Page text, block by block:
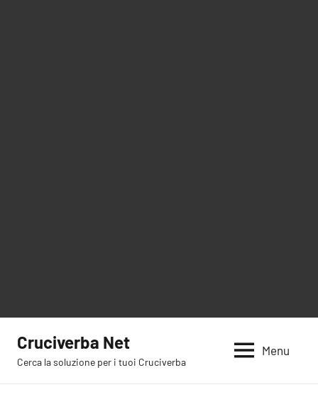
contenuto
Cruciverba Net
Cerca la soluzione per i tuoi Cruciverba
Menu